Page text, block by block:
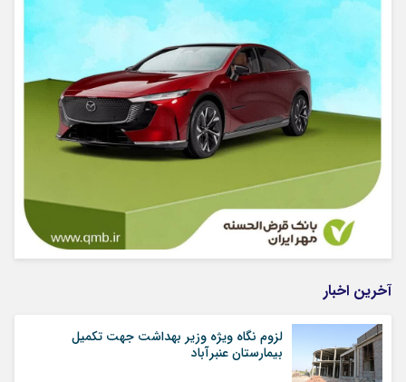
آخرین اخبار
لزوم نگاه ویژه وزیر بهداشت جهت تکمیل
بیمارستان عنبرآباد